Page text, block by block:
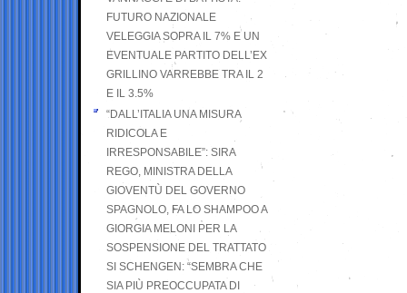
FUTURO NAZIONALE
VELEGGIA SOPRA IL 7% E UN
EVENTUALE PARTITO DELL’EX
GRILLINO VARREBBE TRA IL 2
E IL 3.5%
“DALL’ITALIA UNA MISURA
RIDICOLA E
IRRESPONSABILE”: SIRA
REGO, MINISTRA DELLA
GIOVENTÙ DEL GOVERNO
SPAGNOLO, FA LO SHAMPOO A
GIORGIA MELONI PER LA
SOSPENSIONE DEL TRATTATO
SI SCHENGEN: “SEMBRA CHE
SIA PIÙ PREOCCUPATA DI